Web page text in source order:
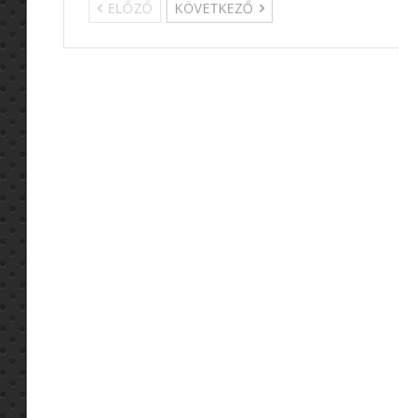
ELŐZŐ KÖVETKEZŐ